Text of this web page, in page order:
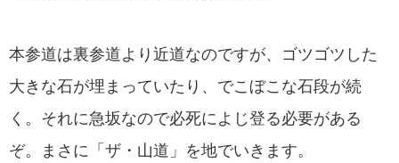
本参道は裏参道より近道なのですが、ゴツゴツした
大きな石が埋まっていたり、でこぼこな石段が続
く。それに急坂なので必死によじ登る必要がある
ぞ。まさに「ザ・山道」を地でいきます。